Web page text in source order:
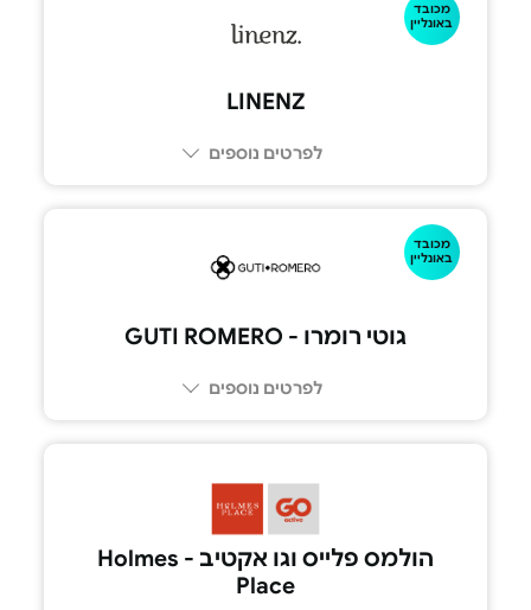
מכובד
באונליין
LINENZ
לפרטים נוספים
052-892492מכובד
באונליין
גוטי רומרו - GUTI ROMERO
לפרטים נוספים
הולמס פלייס וגו אקטיב - Holmes
Place